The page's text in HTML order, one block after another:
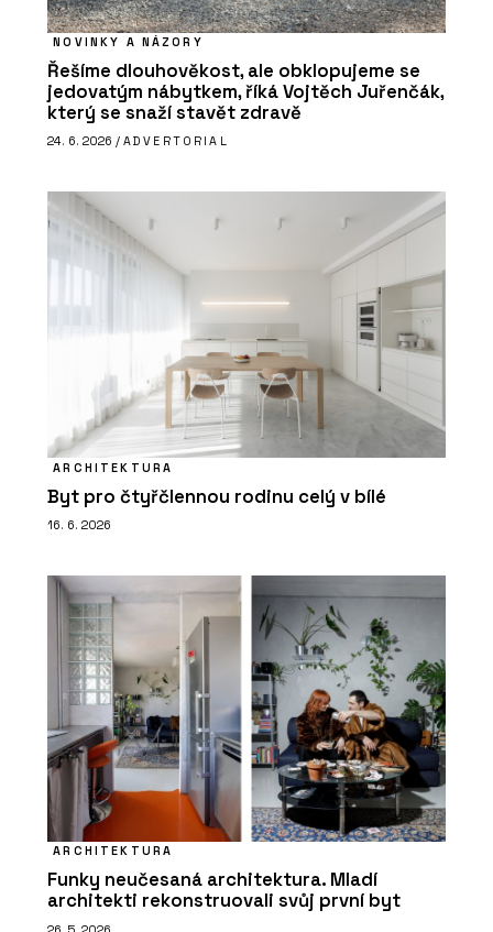
NOVINKY A NÁZORY
Řešíme dlouhověkost, ale obklopujeme se
jedovatým nábytkem, říká Vojtěch Juřenčák,
který se snaží stavět zdravě
24. 6. 2026 / ADVERTORIAL
ARCHITEKTURA
Byt pro čtyřčlennou rodinu celý v bílé
16. 6. 2026
ARCHITEKTURA
Funky neučesaná architektura. Mladí
architekti rekonstruovali svůj první byt